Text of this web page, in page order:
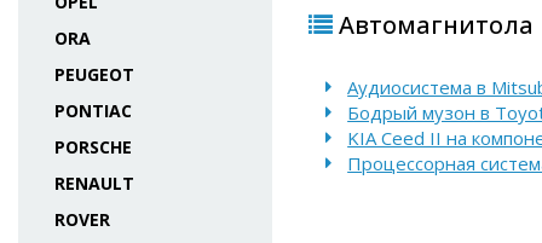
ORA
PEUGEOT
PONTIAC
PORSCHE
RENAULT
ROVER
Автомагнитола
Аудиосистема в
Бодрый музон в
KIA Ceed II на
Процессорная